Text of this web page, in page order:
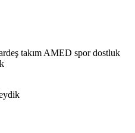
takım AMED spor dostluk